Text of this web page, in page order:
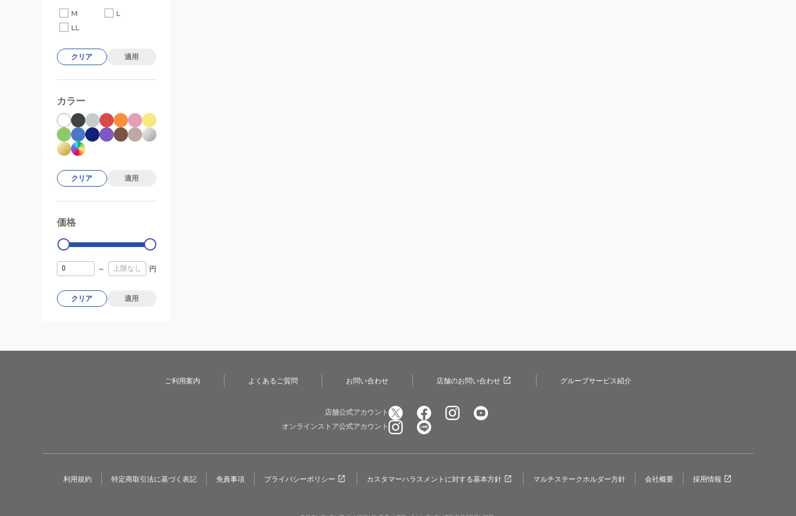
M
L
LL
クリア 適用
カラー
クリア 適用
価格
0
～ 円
クリア 適用
ご利用案内 よくあるご質問 お問い合わせ 店舗のお問い合わせ グループサービス紹介
店舗公式アカウント
オンラインストア公式アカウント
利用規約 特定商取引法に基づく表記 免責事項 プライバシーポリシー カスタマーハラスメントに対する基本方針 マルチステークホルダー方針 会社概要 採用情報